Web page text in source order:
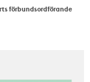
förbundsordförande